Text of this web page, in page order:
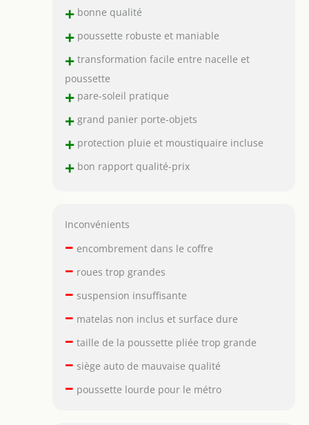
+bonne qualité
+poussette robuste et maniable
+transformation facile entre nacelle et
poussette
+pare-soleil pratique
+grand panier porte-objets
+protection pluie et moustiquaire incluse
+bon rapport qualité-prix
Inconvénients
– encombrement dans le coffre
– roues trop grandes
– suspension insuffisante
– matelas non inclus et surface dure
– taille de la poussette pliée trop grande
– siège auto de mauvaise qualité
– poussette lourde pour le métro